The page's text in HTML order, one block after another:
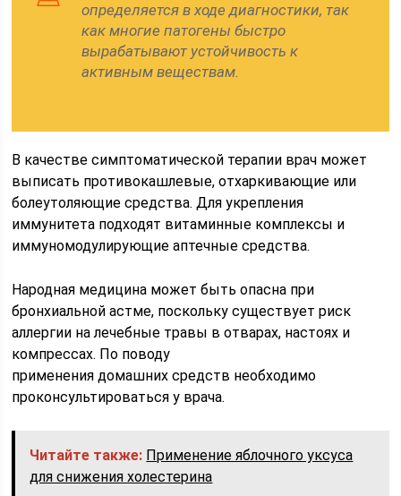
определяется в ходе диагностики, так
как многие патогены быстро
вырабатывают устойчивость к
активным веществам.
В качестве симптоматической терапии врач может
выписать противокашлевые, отхаркивающие или
болеутоляющие средства. Для укрепления
иммунитета подходят витаминные комплексы и
иммуномодулирующие аптечные средства.
Народная медицина может быть опасна при
бронхиальной астме, поскольку существует риск
аллергии на лечебные травы в отварах, настоях и
компрессах. По поводу
применения домашних средств необходимо
проконсультироваться у врача.
Читайте также: Применение яблочного уксуса
для снижения холестерина